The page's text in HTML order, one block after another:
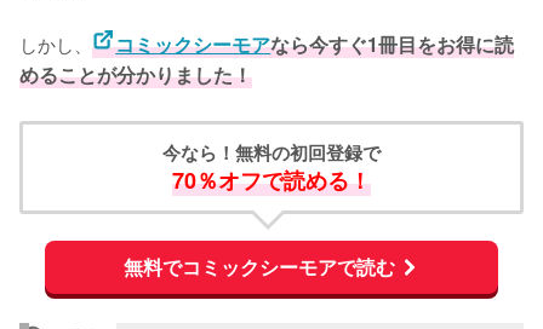
しかし、 コミックシーモアなら今すぐ1冊目をお得に読
めることが分かりました！
今なら！無料の初回登録で
70％オフで読める！
無料でコミックシーモアで読む